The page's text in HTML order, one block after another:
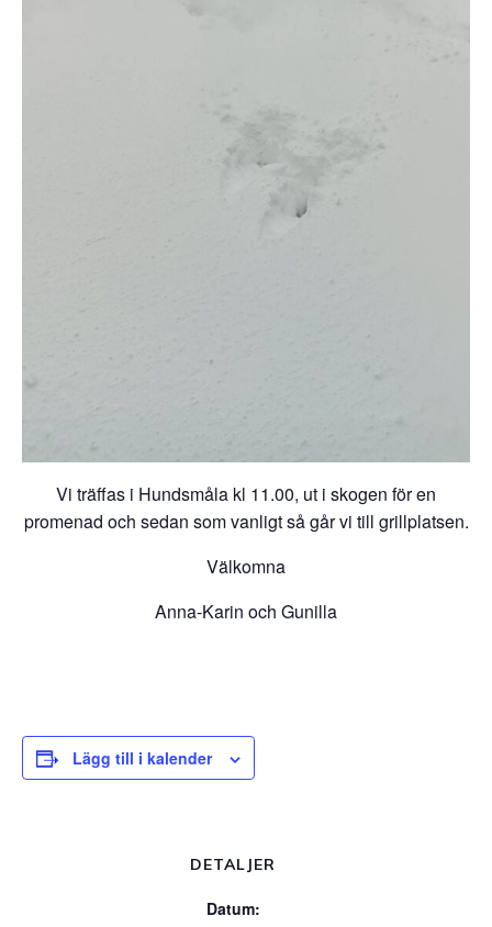
Vi träffas i Hundsmåla kl 11.00, ut i skogen för en
promenad och sedan som vanligt så går vi till grillplatsen.
Välkomna
Anna-Karin och Gunilla
Lägg till i kalender
DETALJER
Datum: